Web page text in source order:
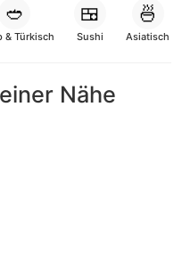
🥙
& Türkisch
🍱
Sushi
🍜
Asiatisch
Nähe